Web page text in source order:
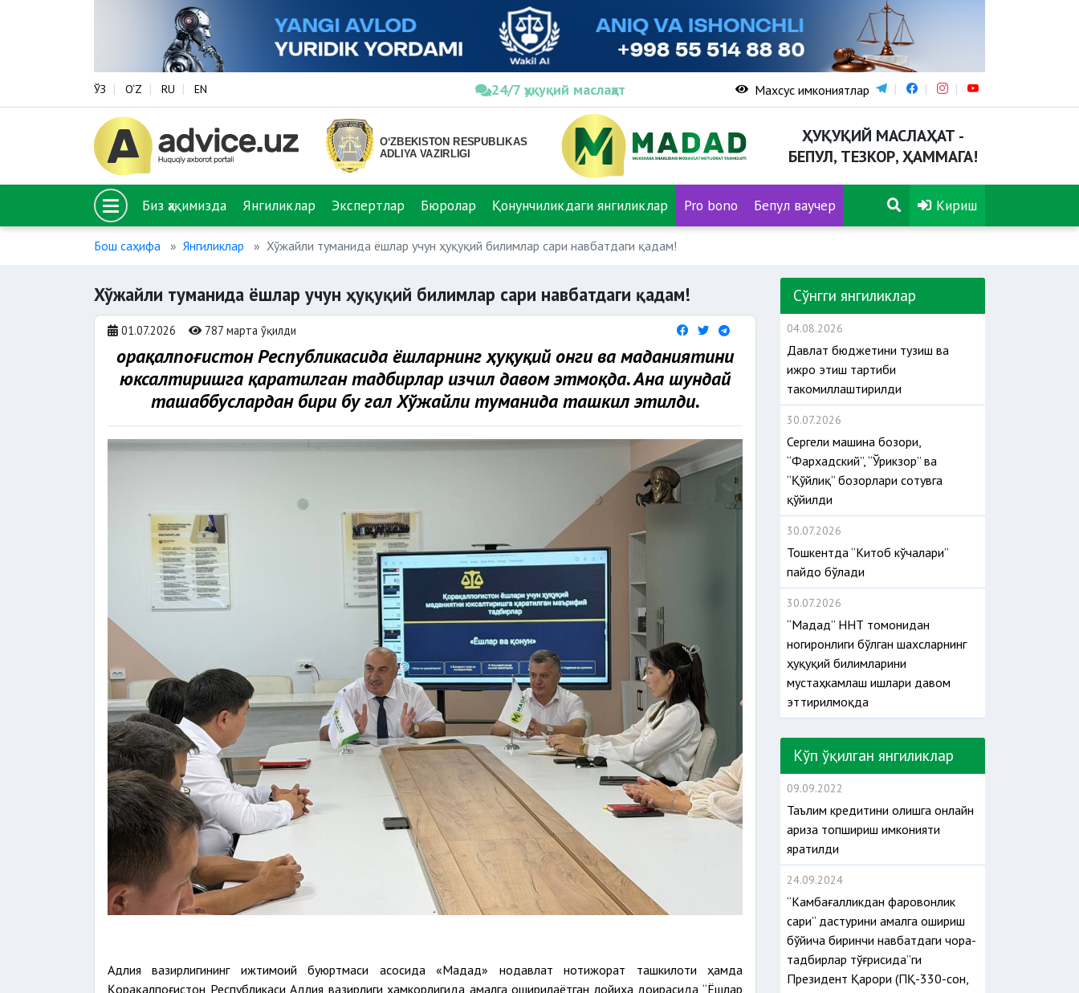
ЎЗ O‘Z RU EN 24/7 ҳуқуқий маслаҳат Махсус имкониятлар
ҲУҚУҚИЙ МАСЛАҲАТ -
БЕПУЛ, ТЕЗКОР, ҲАММАГА!
Биз ҳақимизда Янгиликлар Экспертлар Бюролар Қонунчиликдаги янгиликлар Pro bono Бепул ваучер Кириш
Бош саҳифа Янгиликлар Хўжайли туманида ёшлар учун ҳуқуқий билимлар сари навбатдаги қадам!
Хўжайли туманида ёшлар учун ҳуқуқий билимлар сари навбатдаги қадам!
01.07.2026 787 марта ўқилди
Қорақалпоғистон Республикасида ёшларнинг ҳуқуқий онги ва маданиятини
юксалтиришга қаратилган тадбирлар изчил давом этмоқда. Ана шундай
ташаббуслардан бири бу гал Хўжайли туманида ташкил этилди.
Адлия вазирлигининг ижтимоий буюртмаси асосида «Мадад» нодавлат нотижорат ташкилоти ҳамда
Қорақалпоғистон Республикаси Адлия вазирлиги ҳамкорлигида амалга оширилаётган лойиҳа доирасида “Ёшлар
Сўнгги янгиликлар
04.08.2026
Давлат бюджетини тузиш ва
ижро этиш тартиби
такомиллаштирилди
30.07.2026
Сергели машина бозори,
“Фархадский”, “Ўрикзор” ва
“Қўйлиқ” бозорлари сотувга
қўйилди
30.07.2026
Тошкентда “Китоб кўчалари”
пайдо бўлади
30.07.2026
“Мадад” ННТ томонидан
ногиронлиги бўлган шахсларнинг
ҳуқуқий билимларини
мустаҳкамлаш ишлари давом
эттирилмоқда
Кўп ўқилган янгиликлар
09.09.2022
Таълим кредитини олишга онлайн
ариза топшириш имконияти
яратилди
24.09.2024
“Камбағалликдан фаровонлик
сари” дастурини амалга ошириш
бўйича биринчи навбатдаги чора-
тадбирлар тўғрисида”ги
Президент Қарори (ПҚ-330-сон,